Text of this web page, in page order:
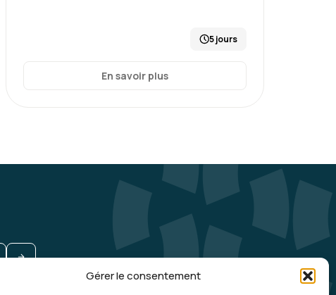
Gérer le consentement
5 jours
En savoir plus
UNE QUESTION, UN RENSEIGNEMENT ?